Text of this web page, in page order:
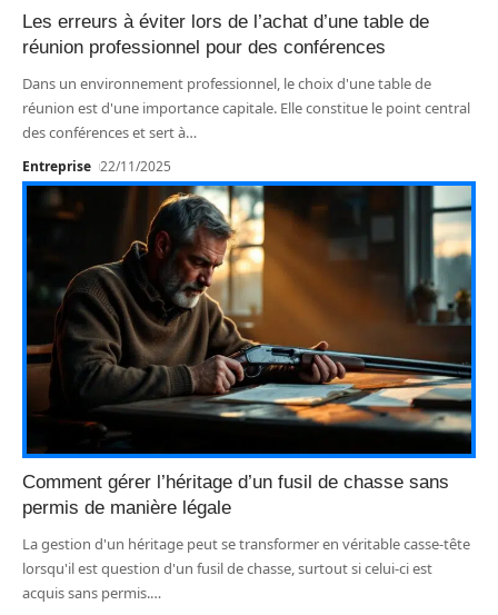
Les erreurs à éviter lors de l’achat d’une table de
réunion professionnel pour des conférences
Dans un environnement professionnel, le choix d'une table de
réunion est d'une importance capitale. Elle constitue le point central
des conférences et sert à…
Entreprise 22/11/2025
Comment gérer l’héritage d’un fusil de chasse sans
permis de manière légale
La gestion d'un héritage peut se transformer en véritable casse-tête
lorsqu'il est question d'un fusil de chasse, surtout si celui-ci est
acquis sans permis.…